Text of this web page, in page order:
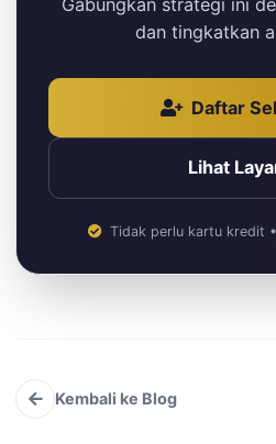
Gabungkan strategi ini
dan tingkatkan
Daftar
Lihat
Tidak perlu kartu kredit
Kembali ke Blog